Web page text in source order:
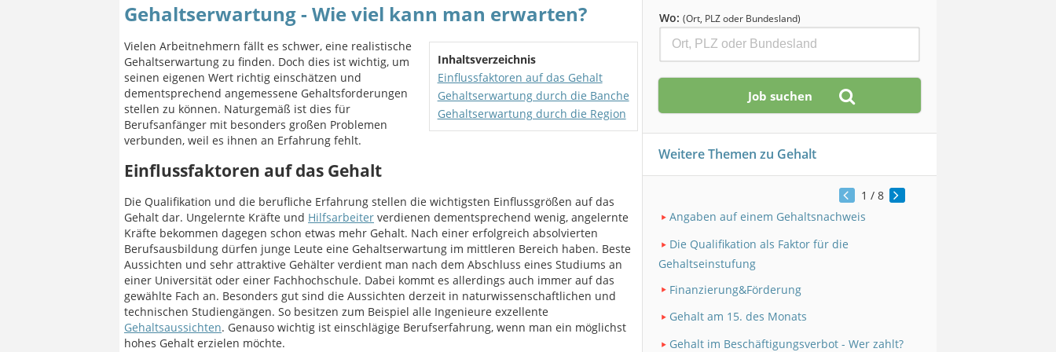
Gehaltserwartung - Wie viel kann man erwarten?
Inhaltsverzeichnis
Einflussfaktoren auf das Gehalt
Gehaltserwartung durch die Banche
Gehaltserwartung durch die Region
Vielen Arbeitnehmern fällt es schwer, eine realistische
Gehaltserwartung zu finden. Doch dies ist wichtig, um
seinen eigenen Wert richtig einschätzen und
dementsprechend angemessene Gehaltsforderungen
stellen zu können. Naturgemäß ist dies für
Berufsanfänger mit besonders großen Problemen
verbunden, weil es ihnen an Erfahrung fehlt.
Einflussfaktoren auf das Gehalt
Die Qualifikation und die berufliche Erfahrung stellen die wichtigsten Einflussgrößen auf das
Gehalt dar. Ungelernte Kräfte und Hilfsarbeiter verdienen dementsprechend wenig, angelernte
Kräfte bekommen dagegen schon etwas mehr Gehalt. Nach einer erfolgreich absolvierten
Berufsausbildung dürfen junge Leute eine Gehaltserwartung im mittleren Bereich haben. Beste
Aussichten und sehr attraktive Gehälter verdient man nach dem Abschluss eines Studiums an
einer Universität oder einer Fachhochschule. Dabei kommt es allerdings auch immer auf das
gewählte Fach an. Besonders gut sind die Aussichten derzeit in naturwissenschaftlichen und
technischen Studiengängen. So besitzen zum Beispiel alle Ingenieure exzellente
Gehaltsaussichten. Genauso wichtig ist einschlägige Berufserfahrung, wenn man ein möglichst
hohes Gehalt erzielen möchte.
Wo: (Ort, PLZ oder Bundesland)
Weitere Themen zu Gehalt
1 / 8
Angaben auf einem Gehaltsnachweis
Die Qualifikation als Faktor für die
Gehaltseinstufung
Finanzierung&Förderung
Gehalt am 15. des Monats
Gehalt im Beschäftigungsverbot - Wer zahlt?